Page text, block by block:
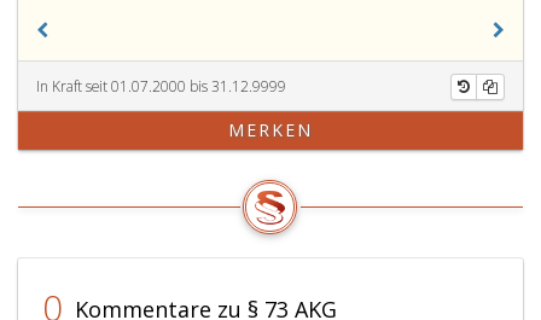
gebunden
und
hat
dabei
den
Verantwortungs-
und
Aufgabenbereich
die
3
Kriterien ist
Sinne
Paragraph
In Kraft seit 01.07.2000 bis 31.12.9999
MERKEN
0 Kommentare zu § 73 AKG